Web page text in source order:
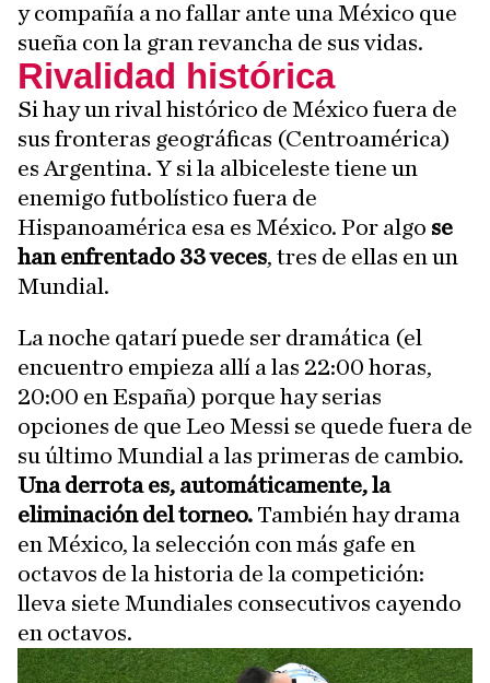
y compañía a no fallar ante una México que
sueña con la gran revancha de sus vidas.
Rivalidad histórica
Si hay un rival histórico de México fuera de
sus fronteras geográficas (Centroamérica)
es Argentina. Y si la albiceleste tiene un
enemigo futbolístico fuera de
Hispanoamérica esa es México. Por algo se
han enfrentado 33 veces, tres de ellas en un
Mundial.
La noche qatarí puede ser dramática (el
encuentro empieza allí a las 22:00 horas,
20:00 en España) porque hay serias
opciones de que Leo Messi se quede fuera de
su último Mundial a las primeras de cambio.
Una derrota es, automáticamente, la
eliminación del torneo. También hay drama
en México, la selección con más gafe en
octavos de la historia de la competición:
lleva siete Mundiales consecutivos cayendo
en octavos.